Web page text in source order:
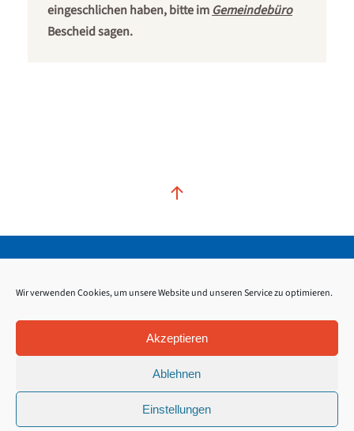
Wir verwenden Cookies, um unsere Website und unseren Service zu optimieren.
Akzeptieren
Ablehnen
Einstellungen
eingeschlichen haben, bitte im Gemeindebüro
Bescheid sagen.